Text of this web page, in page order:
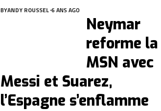
BYANDY ROUSSEL 6 ANS AGO
Neymar
reforme la
MSN avec
Messi et Suarez,
l’Espagne s’enflamme